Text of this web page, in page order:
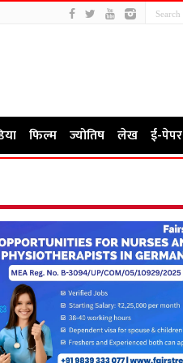
फिल्म ज्योतिष लेख ई-पेपर